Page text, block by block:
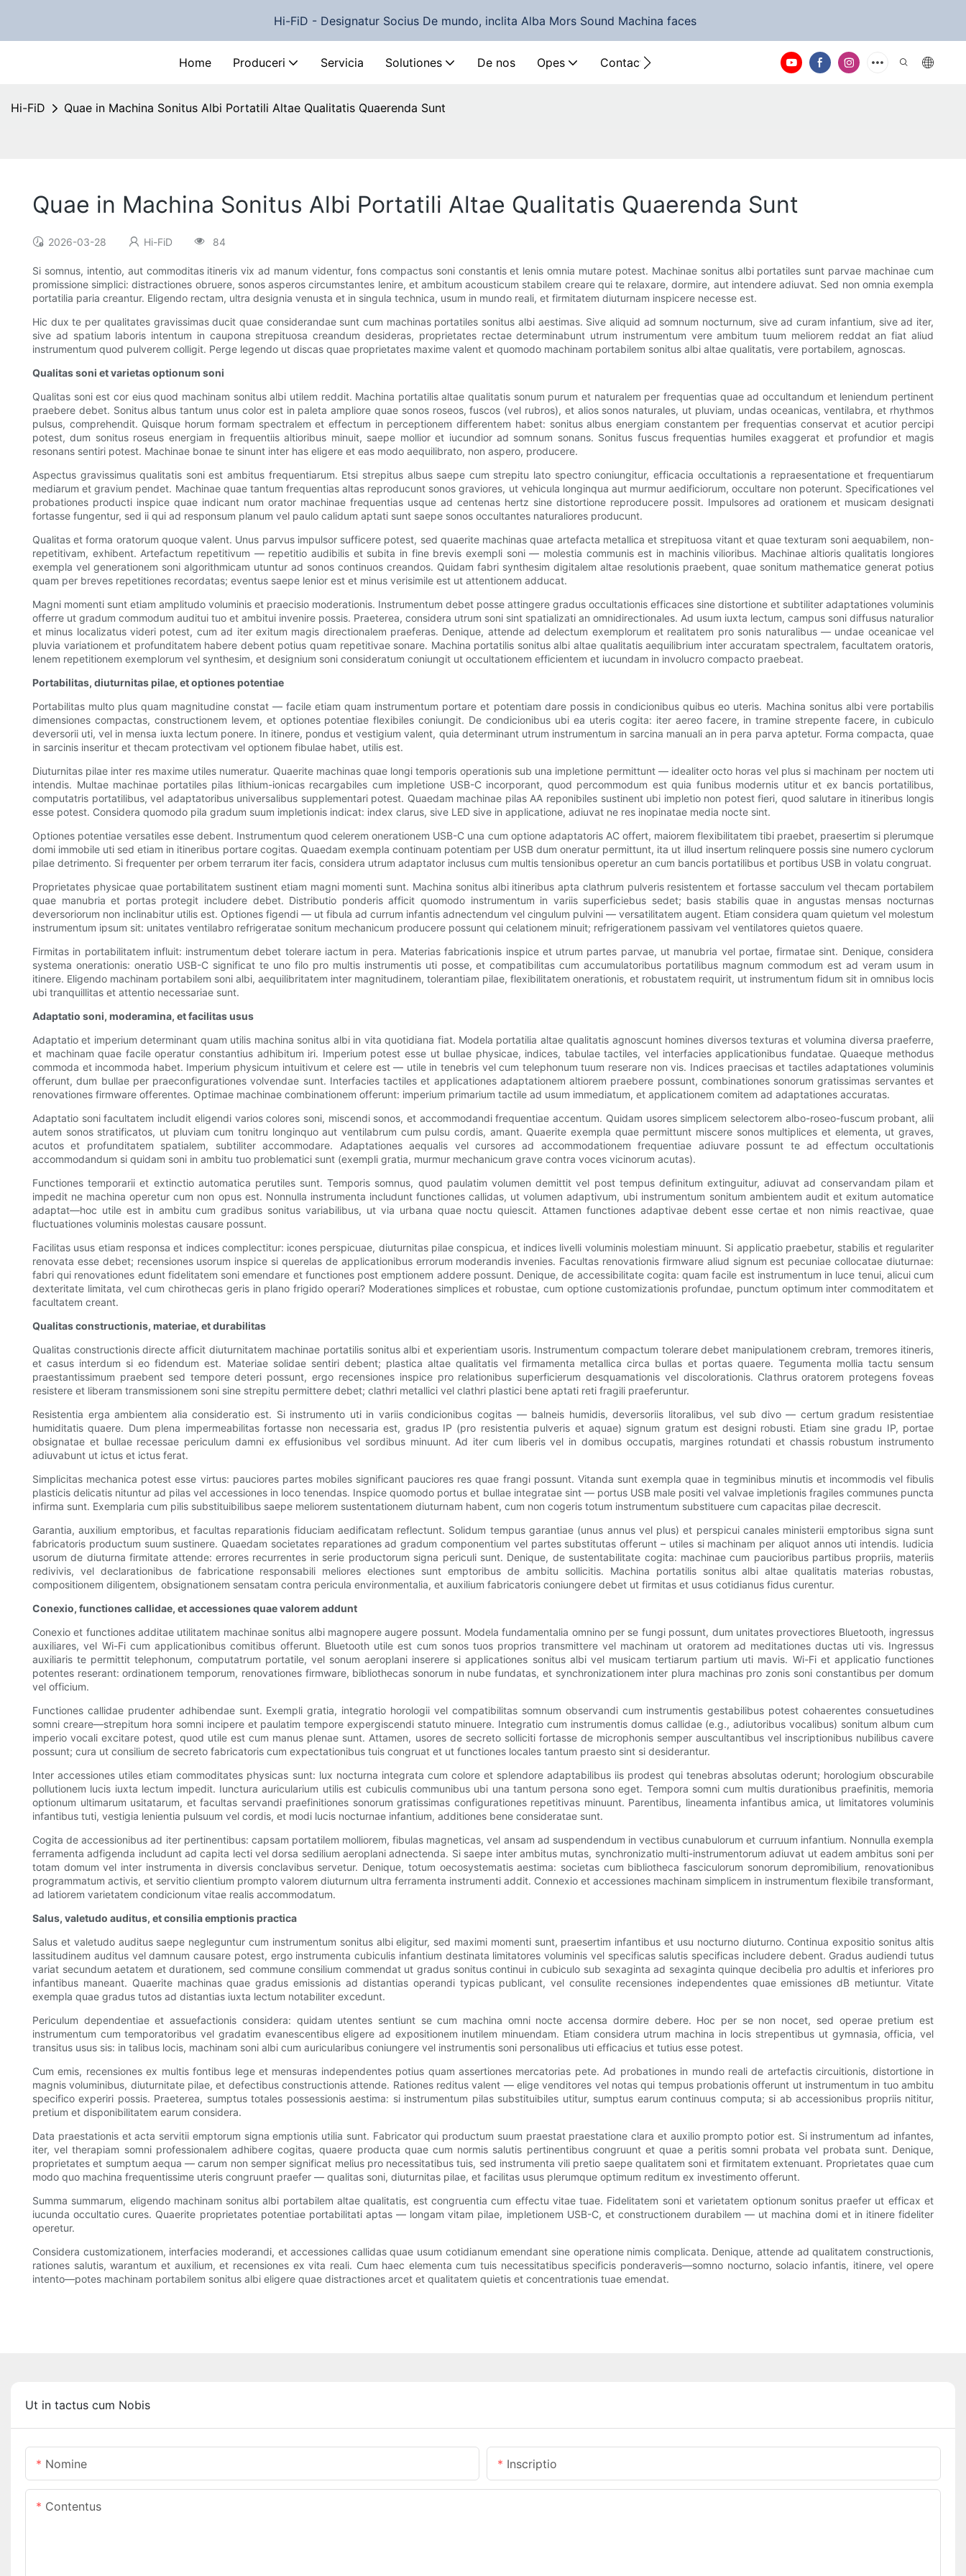
Hi-FiD - Designatur Socius De mundo, inclita Alba Mors Sound Machina faces
Home Produceri Servicia Solutiones De nos Opes Contacta nos
Hi-FiD Quae in Machina Sonitus Albi Portatili Altae Qualitatis Quaerenda Sunt
Quae in Machina Sonitus Albi Portatili Altae Qualitatis Quaerenda Sunt
2026-03-28 Hi-FiD 84
Si somnus, intentio, aut commoditas itineris vix ad manum videntur, fons compactus soni constantis et lenis omnia mutare potest. Machinae sonitus albi portatiles sunt parvae machinae cum
promissione simplici: distractiones obruere, sonos asperos circumstantes lenire, et ambitum acousticum stabilem creare qui te relaxare, dormire, aut intendere adiuvat. Sed non omnia exempla
portatilia paria creantur. Eligendo rectam, ultra designia venusta et in singula technica, usum in mundo reali, et firmitatem diuturnam inspicere necesse est.
Hic dux te per qualitates gravissimas ducit quae considerandae sunt cum machinas portatiles sonitus albi aestimas. Sive aliquid ad somnum nocturnum, sive ad curam infantium, sive ad iter,
sive ad spatium laboris intentum in caupona strepituosa creandum desideras, proprietates rectae determinabunt utrum instrumentum vere ambitum tuum meliorem reddat an fiat aliud
instrumentum quod pulverem colligit. Perge legendo ut discas quae proprietates maxime valent et quomodo machinam portabilem sonitus albi altae qualitatis, vere portabilem, agnoscas.
Qualitas soni et varietas optionum soni
Qualitas soni est cor eius quod machinam sonitus albi utilem reddit. Machina portatilis altae qualitatis sonum purum et naturalem per frequentias quae ad occultandum et leniendum pertinent
praebere debet. Sonitus albus tantum unus color est in paleta ampliore quae sonos roseos, fuscos (vel rubros), et alios sonos naturales, ut pluviam, undas oceanicas, ventilabra, et rhythmos
pulsus, comprehendit. Quisque horum formam spectralem et effectum in perceptionem differentem habet: sonitus albus energiam constantem per frequentias conservat et acutior percipi
potest, dum sonitus roseus energiam in frequentiis altioribus minuit, saepe mollior et iucundior ad somnum sonans. Sonitus fuscus frequentias humiles exaggerat et profundior et magis
resonans sentiri potest. Machinae bonae te sinunt inter has eligere et eas modo aequilibrato, non aspero, producere.
Aspectus gravissimus qualitatis soni est ambitus frequentiarum. Etsi strepitus albus saepe cum strepitu lato spectro coniungitur, efficacia occultationis a repraesentatione et frequentiarum
mediarum et gravium pendet. Machinae quae tantum frequentias altas reproducunt sonos graviores, ut vehicula longinqua aut murmur aedificiorum, occultare non poterunt. Specificationes vel
probationes producti inspice quae indicant num orator machinae frequentias usque ad centenas hertz sine distortione reproducere possit. Impulsores ad orationem et musicam designati
fortasse fungentur, sed ii qui ad responsum planum vel paulo calidum aptati sunt saepe sonos occultantes naturaliores producunt.
Qualitas et forma oratorum quoque valent. Unus parvus impulsor sufficere potest, sed quaerite machinas quae artefacta metallica et strepituosa vitant et quae texturam soni aequabilem, non-
repetitivam, exhibent. Artefactum repetitivum — repetitio audibilis et subita in fine brevis exempli soni — molestia communis est in machinis vilioribus. Machinae altioris qualitatis longiores
exempla vel generationem soni algorithmicam utuntur ad sonos continuos creandos. Quidam fabri synthesim digitalem altae resolutionis praebent, quae sonitum mathematice generat potius
quam per breves repetitiones recordatas; eventus saepe lenior est et minus verisimile est ut attentionem adducat.
Magni momenti sunt etiam amplitudo voluminis et praecisio moderationis. Instrumentum debet posse attingere gradus occultationis efficaces sine distortione et subtiliter adaptationes voluminis
offerre ut gradum commodum auditui tuo et ambitui invenire possis. Praeterea, considera utrum soni sint spatializati an omnidirectionales. Ad usum iuxta lectum, campus soni diffusus naturalior
et minus localizatus videri potest, cum ad iter exitum magis directionalem praeferas. Denique, attende ad delectum exemplorum et realitatem pro sonis naturalibus — undae oceanicae vel
pluvia variationem et profunditatem habere debent potius quam repetitivae sonare. Machina portatilis sonitus albi altae qualitatis aequilibrium inter accuratam spectralem, facultatem oratoris,
lenem repetitionem exemplorum vel synthesim, et designium soni consideratum coniungit ut occultationem efficientem et iucundam in involucro compacto praebeat.
Portabilitas, diuturnitas pilae, et optiones potentiae
Portabilitas multo plus quam magnitudine constat — facile etiam quam instrumentum portare et potentiam dare possis in condicionibus quibus eo uteris. Machina sonitus albi vere portabilis
dimensiones compactas, constructionem levem, et optiones potentiae flexibiles coniungit. De condicionibus ubi ea uteris cogita: iter aereo facere, in tramine strepente facere, in cubiculo
deversorii uti, vel in mensa iuxta lectum ponere. In itinere, pondus et vestigium valent, quia determinant utrum instrumentum in sarcina manuali an in pera parva aptetur. Forma compacta, quae
in sarcinis inseritur et thecam protectivam vel optionem fibulae habet, utilis est.
Diuturnitas pilae inter res maxime utiles numeratur. Quaerite machinas quae longi temporis operationis sub una impletione permittunt — idealiter octo horas vel plus si machinam per noctem uti
intendis. Multae machinae portatiles pilas lithium-ionicas recargabiles cum impletione USB-C incorporant, quod percommodum est quia funibus modernis utitur et ex bancis portatilibus,
computatris portatilibus, vel adaptatoribus universalibus supplementari potest. Quaedam machinae pilas AA reponibiles sustinent ubi impletio non potest fieri, quod salutare in itineribus longis
esse potest. Considera quomodo pila gradum suum impletionis indicat: index clarus, sive LED sive in applicatione, adiuvat ne res inopinatae media nocte sint.
Optiones potentiae versatiles esse debent. Instrumentum quod celerem onerationem USB-C una cum optione adaptatoris AC offert, maiorem flexibilitatem tibi praebet, praesertim si plerumque
domi immobile uti sed etiam in itineribus portare cogitas. Quaedam exempla continuam potentiam per USB dum oneratur permittunt, ita ut illud insertum relinquere possis sine numero cyclorum
pilae detrimento. Si frequenter per orbem terrarum iter facis, considera utrum adaptator inclusus cum multis tensionibus operetur an cum bancis portatilibus et portibus USB in volatu congruat.
Proprietates physicae quae portabilitatem sustinent etiam magni momenti sunt. Machina sonitus albi itineribus apta clathrum pulveris resistentem et fortasse sacculum vel thecam portabilem
quae manubria et portas protegit includere debet. Distributio ponderis afficit quomodo instrumentum in variis superficiebus sedet; basis stabilis quae in angustas mensas nocturnas
deversoriorum non inclinabitur utilis est. Optiones figendi — ut fibula ad currum infantis adnectendum vel cingulum pulvini — versatilitatem augent. Etiam considera quam quietum vel molestum
instrumentum ipsum sit: unitates ventilabro refrigeratae sonitum mechanicum producere possunt qui celationem minuit; refrigerationem passivam vel ventilatores quietos quaere.
Firmitas in portabilitatem influit: instrumentum debet tolerare iactum in pera. Materias fabricationis inspice et utrum partes parvae, ut manubria vel portae, firmatae sint. Denique, considera
systema onerationis: oneratio USB-C significat te uno filo pro multis instrumentis uti posse, et compatibilitas cum accumulatoribus portatilibus magnum commodum est ad veram usum in
itinere. Eligendo machinam portabilem soni albi, aequilibritatem inter magnitudinem, tolerantiam pilae, flexibilitatem onerationis, et robustatem requirit, ut instrumentum fidum sit in omnibus locis
ubi tranquillitas et attentio necessariae sunt.
Adaptatio soni, moderamina, et facilitas usus
Adaptatio et imperium determinant quam utilis machina sonitus albi in vita quotidiana fiat. Modela portatilia altae qualitatis agnoscunt homines diversos texturas et volumina diversa praeferre,
et machinam quae facile operatur constantius adhibitum iri. Imperium potest esse ut bullae physicae, indices, tabulae tactiles, vel interfacies applicationibus fundatae. Quaeque methodus
commoda et incommoda habet. Imperium physicum intuitivum et celere est — utile in tenebris vel cum telephonum tuum reserare non vis. Indices praecisas et tactiles adaptationes voluminis
offerunt, dum bullae per praeconfigurationes volvendae sunt. Interfacies tactiles et applicationes adaptationem altiorem praebere possunt, combinationes sonorum gratissimas servantes et
renovationes firmware offerentes. Optimae machinae combinationem offerunt: imperium primarium tactile ad usum immediatum, et applicationem comitem ad adaptationes accuratas.
Adaptatio soni facultatem includit eligendi varios colores soni, miscendi sonos, et accommodandi frequentiae accentum. Quidam usores simplicem selectorem albo-roseo-fuscum probant, alii
autem sonos stratificatos, ut pluviam cum tonitru longinquo aut ventilabrum cum pulsu cordis, amant. Quaerite exempla quae permittunt miscere sonos multiplices et elementa, ut graves,
acutos et profunditatem spatialem, subtiliter accommodare. Adaptationes aequalis vel cursores ad accommodationem frequentiae adiuvare possunt te ad effectum occultationis
accommodandum si quidam soni in ambitu tuo problematici sunt (exempli gratia, murmur mechanicum grave contra voces vicinorum acutas).
Functiones temporarii et extinctio automatica perutiles sunt. Temporis somnus, quod paulatim volumen demittit vel post tempus definitum extinguitur, adiuvat ad conservandam pilam et
impedit ne machina operetur cum non opus est. Nonnulla instrumenta includunt functiones callidas, ut volumen adaptivum, ubi instrumentum sonitum ambientem audit et exitum automatice
adaptat—hoc utile est in ambitu cum gradibus sonitus variabilibus, ut via urbana quae noctu quiescit. Attamen functiones adaptivae debent esse certae et non nimis reactivae, quae
fluctuationes voluminis molestas causare possunt.
Facilitas usus etiam responsa et indices complectitur: icones perspicuae, diuturnitas pilae conspicua, et indices livelli voluminis molestiam minuunt. Si applicatio praebetur, stabilis et regulariter
renovata esse debet; recensiones usorum inspice si querelas de applicationibus errorum moderandis invenies. Facultas renovationis firmware aliud signum est pecuniae collocatae diuturnae:
fabri qui renovationes edunt fidelitatem soni emendare et functiones post emptionem addere possunt. Denique, de accessibilitate cogita: quam facile est instrumentum in luce tenui, alicui cum
dexteritate limitata, vel cum chirothecas geris in plano frigido operari? Moderationes simplices et robustae, cum optione customizationis profundae, punctum optimum inter commoditatem et
facultatem creant.
Qualitas constructionis, materiae, et durabilitas
Qualitas constructionis directe afficit diuturnitatem machinae portatilis sonitus albi et experientiam usoris. Instrumentum compactum tolerare debet manipulationem crebram, tremores itineris,
et casus interdum si eo fidendum est. Materiae solidae sentiri debent; plastica altae qualitatis vel firmamenta metallica circa bullas et portas quaere. Tegumenta mollia tactu sensum
praestantissimum praebent sed tempore deteri possunt, ergo recensiones inspice pro relationibus superficierum desquamationis vel discolorationis. Clathrus oratorem protegens foveas
resistere et liberam transmissionem soni sine strepitu permittere debet; clathri metallici vel clathri plastici bene aptati reti fragili praeferuntur.
Resistentia erga ambientem alia consideratio est. Si instrumento uti in variis condicionibus cogitas — balneis humidis, deversoriis litoralibus, vel sub divo — certum gradum resistentiae
humiditatis quaere. Dum plena impermeabilitas fortasse non necessaria est, gradus IP (pro resistentia pulveris et aquae) signum gratum est designi robusti. Etiam sine gradu IP, portae
obsignatae et bullae recessae periculum damni ex effusionibus vel sordibus minuunt. Ad iter cum liberis vel in domibus occupatis, margines rotundati et chassis robustum instrumento
adiuvabunt ut ictus et ictus ferat.
Simplicitas mechanica potest esse virtus: pauciores partes mobiles significant pauciores res quae frangi possunt. Vitanda sunt exempla quae in tegminibus minutis et incommodis vel fibulis
plasticis delicatis nituntur ad pilas vel accessiones in loco tenendas. Inspice quomodo portus et bullae integratae sint — portus USB male positi vel valvae impletionis fragiles communes puncta
infirma sunt. Exemplaria cum pilis substituibilibus saepe meliorem sustentationem diuturnam habent, cum non cogeris totum instrumentum substituere cum capacitas pilae decrescit.
Garantia, auxilium emptoribus, et facultas reparationis fiduciam aedificatam reflectunt. Solidum tempus garantiae (unus annus vel plus) et perspicui canales ministerii emptoribus signa sunt
fabricatoris productum suum sustinere. Quaedam societates reparationes ad gradum componentium vel partes substitutas offerunt – utiles si machinam per aliquot annos uti intendis. Iudicia
usorum de diuturna firmitate attende: errores recurrentes in serie productorum signa periculi sunt. Denique, de sustentabilitate cogita: machinae cum paucioribus partibus propriis, materiis
redivivis, vel declarationibus de fabricatione responsabili meliores electiones sunt emptoribus de ambitu sollicitis. Machina portatilis sonitus albi altae qualitatis materias robustas,
compositionem diligentem, obsignationem sensatam contra pericula environmentalia, et auxilium fabricatoris coniungere debet ut firmitas et usus cotidianus fidus curentur.
Conexio, functiones callidae, et accessiones quae valorem addunt
Conexio et functiones additae utilitatem machinae sonitus albi magnopere augere possunt. Modela fundamentalia omnino per se fungi possunt, dum unitates provectiores Bluetooth, ingressus
auxiliares, vel Wi-Fi cum applicationibus comitibus offerunt. Bluetooth utile est cum sonos tuos proprios transmittere vel machinam ut oratorem ad meditationes ductas uti vis. Ingressus
auxiliaris te permittit telephonum, computatrum portatile, vel sonum aeroplani inserere si applicationes sonitus albi vel musicam tertiarum partium uti mavis. Wi-Fi et applicatio functiones
potentes reserant: ordinationem temporum, renovationes firmware, bibliothecas sonorum in nube fundatas, et synchronizationem inter plura machinas pro zonis soni constantibus per domum
vel officium.
Functiones callidae prudenter adhibendae sunt. Exempli gratia, integratio horologii vel compatibilitas somnum observandi cum instrumentis gestabilibus potest cohaerentes consuetudines
somni creare—strepitum hora somni incipere et paulatim tempore expergiscendi statuto minuere. Integratio cum instrumentis domus callidae (e.g., adiutoribus vocalibus) sonitum album cum
imperio vocali excitare potest, quod utile est cum manus plenae sunt. Attamen, usores de secreto solliciti fortasse de microphonis semper auscultantibus vel inscriptionibus nubilibus cavere
possunt; cura ut consilium de secreto fabricatoris cum expectationibus tuis congruat et ut functiones locales tantum praesto sint si desiderantur.
Inter accessiones utiles etiam commoditates physicas sunt: ​​lux nocturna integrata cum colore et splendore adaptabilibus iis prodest qui tenebras absolutas oderunt; horologium obscurabile
pollutionem lucis iuxta lectum impedit. Iunctura auricularium utilis est cubiculis communibus ubi una tantum persona sono eget. Tempora somni cum multis durationibus praefinitis, memoria
optionum ultimarum usitatarum, et facultas servandi praefinitiones sonorum gratissimas configurationes repetitivas minuunt. Parentibus, lineamenta infantibus amica, ut limitatores voluminis
infantibus tuti, vestigia lenientia pulsuum vel cordis, et modi lucis nocturnae infantium, additiones bene consideratae sunt.
Cogita de accessionibus ad iter pertinentibus: capsam portatilem molliorem, fibulas magneticas, vel ansam ad suspendendum in vectibus cunabulorum et curruum infantium. Nonnulla exempla
ferramenta adfigenda includunt ad capita lecti vel dorsa sedilium aeroplani adnectenda. Si saepe inter ambitus mutas, synchronizatio multi-instrumentorum adiuvat ut eadem ambitus soni per
totam domum vel inter instrumenta in diversis conclavibus servetur. Denique, totum oecosystematis aestima: societas cum bibliotheca fasciculorum sonorum depromibilium, renovationibus
programmatum activis, et servitio clientium prompto valorem diuturnum ultra ferramenta instrumenti addit. Connexio et accessiones machinam simplicem in instrumentum flexibile transformant,
ad latiorem varietatem condicionum vitae realis accommodatum.
Salus, valetudo auditus, et consilia emptionis practica
Salus et valetudo auditus saepe negleguntur cum instrumentum sonitus albi eligitur, sed maximi momenti sunt, praesertim infantibus et usu nocturno diuturno. Continua expositio sonitus altis
lassitudinem auditus vel damnum causare potest, ergo instrumenta cubiculis infantium destinata limitatores voluminis vel specificas salutis specificas includere debent. Gradus audiendi tutus
variat secundum aetatem et durationem, sed commune consilium commendat ut gradus sonitus continui in cubiculo sub sexaginta ad sexaginta quinque decibelia pro adultis et inferiores pro
infantibus maneant. Quaerite machinas quae gradus emissionis ad distantias operandi typicas publicant, vel consulite recensiones independentes quae emissiones dB metiuntur. Vitate
exempla quae gradus tutos ad distantias iuxta lectum notabiliter excedunt.
Periculum dependentiae et assuefactionis considera: quidam utentes sentiunt se cum machina omni nocte accensa dormire debere. Hoc per se non nocet, sed operae pretium est
instrumentum cum temporatoribus vel gradatim evanescentibus eligere ad expositionem inutilem minuendam. Etiam considera utrum machina in locis strepentibus ut gymnasia, officia, vel
transitus usus sis: in talibus locis, machinam soni albi cum auricularibus coniungere vel instrumentis soni personalibus uti efficacius et tutius esse potest.
Cum emis, recensiones ex multis fontibus lege et mensuras independentes potius quam assertiones mercatorias pete. Ad probationes in mundo reali de artefactis circuitionis, distortione in
magnis voluminibus, diuturnitate pilae, et defectibus constructionis attende. Rationes reditus valent — elige venditores vel notas qui tempus probationis offerunt ut instrumentum in tuo ambitu
specifico experiri possis. Praeterea, sumptus totales possessionis aestima: si instrumentum pilas substituibiles utitur, sumptus earum continuus computa; si ab accessionibus propriis nititur,
pretium et disponibilitatem earum considera.
Data praestationis et acta servitii emptorum signa emptionis utilia sunt. Fabricator qui productum suum praestat praestatione clara et auxilio prompto potior est. Si instrumentum ad infantes,
iter, vel therapiam somni professionalem adhibere cogitas, quaere producta quae cum normis salutis pertinentibus congruunt et quae a peritis somni probata vel probata sunt. Denique,
proprietates et sumptum aequa — carum non semper significat melius pro necessitatibus tuis, sed instrumenta vili pretio saepe qualitatem soni et firmitatem extenuant. Proprietates quae cum
modo quo machina frequentissime uteris congruunt praefer — qualitas soni, diuturnitas pilae, et facilitas usus plerumque optimum reditum ex investimento offerunt.
Summa summarum, eligendo machinam sonitus albi portabilem altae qualitatis, est congruentia cum effectu vitae tuae. Fidelitatem soni et varietatem optionum sonitus praefer ut efficax et
iucunda occultatio cures. Quaerite proprietates potentiae portabilitati aptas — longam vitam pilae, impletionem USB-C, et constructionem durabilem — ut machina domi et in itinere fideliter
operetur.
Considera customizationem, interfacies moderandi, et accessiones callidas quae usum cotidianum emendant sine operatione nimis complicata. Denique, attende ad qualitatem constructionis,
rationes salutis, warantum et auxilium, et recensiones ex vita reali. Cum haec elementa cum tuis necessitatibus specificis ponderaveris—somno nocturno, solacio infantis, itinere, vel opere
intento—potes machinam portabilem sonitus albi eligere quae distractiones arcet et qualitatem quietis et concentrationis tuae emendat.
Ut in tactus cum Nobis
Nomine Inscriptio
Contentus